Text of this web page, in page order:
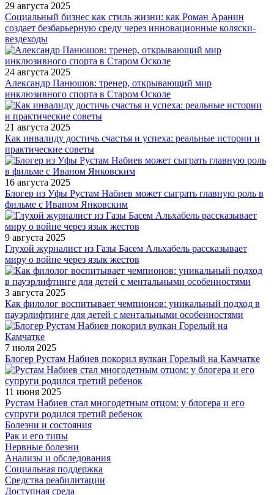
29 августа 2025
Социальный бизнес как стиль жизни: как Роман Аранин
создает безбарьерную среду через инновационные коляски-
вездеходы
24 августа 2025
Александр Панюшов: тренер, открывающий мир
инклюзивного спорта в Старом Осколе
21 августа 2025
Как инвалиду достичь счастья и успеха: реальные истории и
практические советы
16 августа 2025
Блогер из Уфы Рустам Набиев может сыграть главную роль в
фильме с Иваном Янковским
9 августа 2025
Глухой журналист из Газы Басем Альхабель рассказывает
миру о войне через язык жестов
3 августа 2025
Как филолог воспитывает чемпионов: уникальный подход в
пауэрлифтинге для детей с ментальными особенностями
7 июля 2025
Блогер Рустам Набиев покорил вулкан Горелый на Камчатке
11 июня 2025
Рустам Набиев стал многодетным отцом: у блогера и его
супруги родился третий ребенок
Болезни и состояния
Рак и его типы
Нервные болезни
Анализы и обследования
Социальная поддержка
Средства реабилитации
Доступная среда